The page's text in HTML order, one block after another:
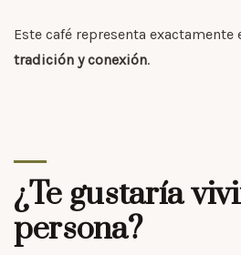
Este café representa exactamente
tradición y conexión.
¿Te gustaría
persona?